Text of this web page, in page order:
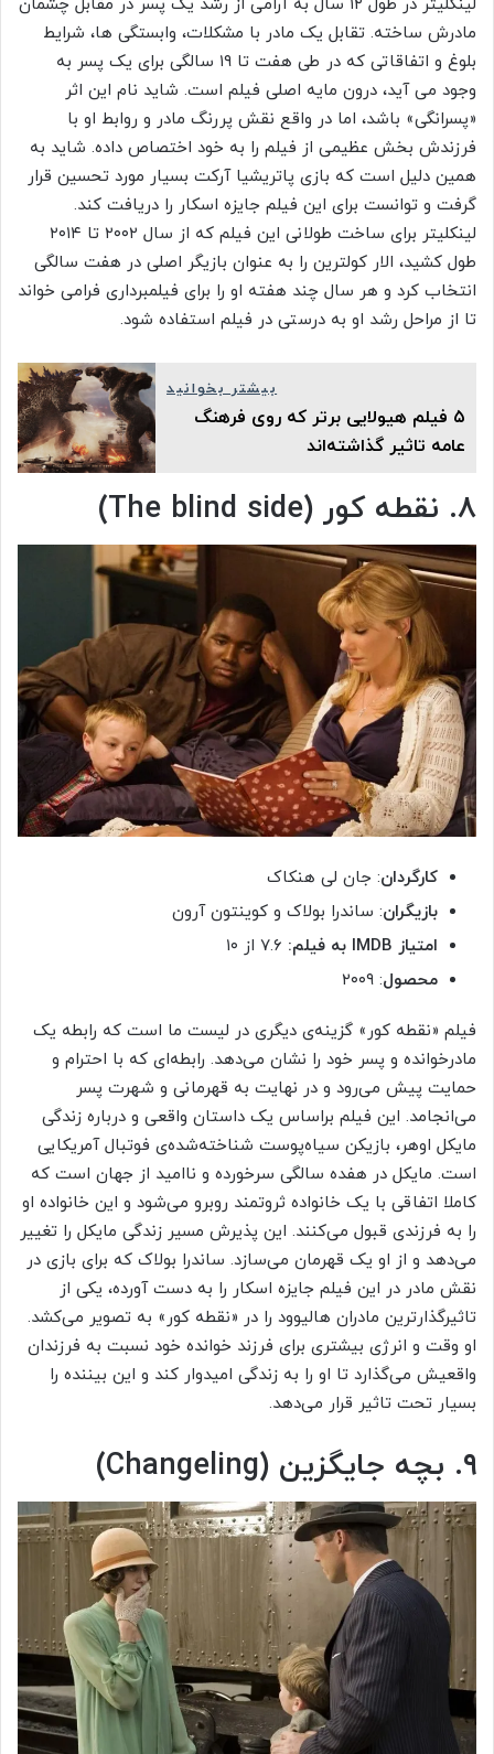
لینکلیتر در طول ۱۲ سال به آرامی از رشد یک پسر در مقابل چشمان
مادرش ساخته. تقابل یک مادر با مشکلات، وابستگی ها، شرایط
بلوغ و اتفاقاتی که در طی هفت تا ۱۹ سالگی برای یک پسر به
وجود می آید، درون مایه اصلی فیلم است. شاید نام این اثر
«پسرانگی» باشد، اما در واقع نقش پررنگ مادر و روابط او با
فرزندش بخش عظیمی از فیلم را به خود اختصاص داده. شاید به
همین دلیل است که بازی پاتریشیا آرکت بسیار مورد تحسین قرار
گرفت و توانست برای این فیلم جایزه اسکار را دریافت کند.
لینکلیتر برای ساخت طولانی این فیلم که از سال ۲۰۰۲ تا ۲۰۱۴
طول کشید، الار کولترین را به عنوان بازیگر اصلی در هفت سالگی
انتخاب کرد و هر سال چند هفته او را برای فیلمبرداری فرامی خواند
تا از مراحل رشد او به درستی در فیلم استفاده شود.
بیشتر بخوانید
۵ فیلم هیولایی برتر که روی فرهنگ
عامه تاثیر گذاشته‌اند
۸. نقطه کور (The blind side)
کارگردان: جان لی هنکاک
بازیگران: ساندرا بولاک و کوینتون آرون
امتیاز IMDB به فیلم:
محصول: ۲۰۰۹
فیلم «نقطه کور» گزینه‌ی دیگری در لیست ما است که رابطه یک
مادرخوانده و پسر خود را نشان می‌دهد. رابطه‌ای که با احترام و
حمایت پیش می‌رود و در نهایت به قهرمانی و شهرت پسر
می‌انجامد. این فیلم براساس یک داستان واقعی و درباره زندگی
مایکل اوهر، بازیکن سیاه‌پوست شناخته‌شده‌ی فوتبال آمریکایی
است. مایکل در هفده سالگی سرخورده و ناامید از جهان است که
کاملا اتفاقی با یک خانواده ثروتمند روبرو می‌شود و این خانواده او
را به فرزندی قبول می‌کنند. این پذیرش مسیر زندگی مایکل را تغییر
می‌دهد و از او یک قهرمان می‌سازد. ساندرا بولاک که برای بازی در
نقش مادر در این فیلم جایزه اسکار را به دست آورده، یکی از
تاثیرگذارترین مادران هالیوود را در «نقطه کور» به تصویر می‌کشد.
او وقت و انرژی بیشتری برای فرزند خوانده خود نسبت به فرزندان
واقعیش می‌‌گذارد تا او را به زندگی امیدوار کند و این بیننده را
بسیار تحت تاثیر قرار می‌دهد.
۹. بچه جایگزین (Changeling)